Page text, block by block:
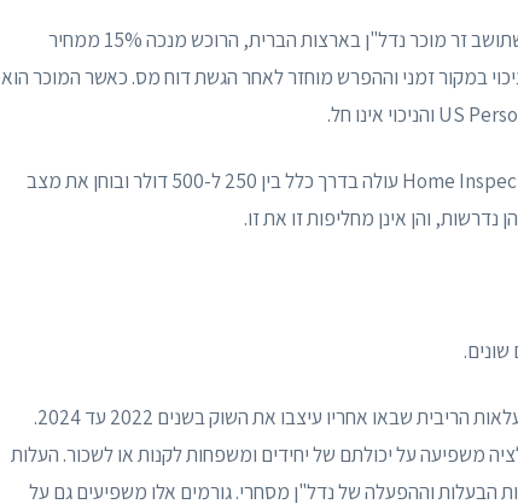
לפי חוק FIRPTA, כשתושב זר מוכר נדל"ן בארצות הברית, הרוכש מנכה 15% ממחיר
במקור זמני וההפרש מוחזר לאחר הגשת דוח מס. כאשר המוכר הוא
Home Inspection עולה בדרך כלל בין 250 ל-500 דולר ובוחן את מצב
: גל האינפלציה שהחל ב-2021 והעלאות הריבית שבאו אחריו עיצבו את השוק בשנים 2022 עד 2024.
משפיעה על יכולתם של יחידים ומשפחות לקנות או לשכור. העלות
הבעלות וההפעלה של נדל"ן מסחרי. גורמים אלו משפיעים גם על